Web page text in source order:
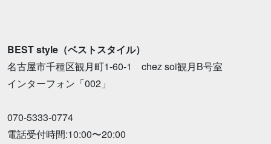
BEST style（ベストスタイル）
名古屋市千種区観月町1-60-1 chez soi観月B号室
インターフォン「002」
070-5333-0774
電話受付時間:10:00〜20:00